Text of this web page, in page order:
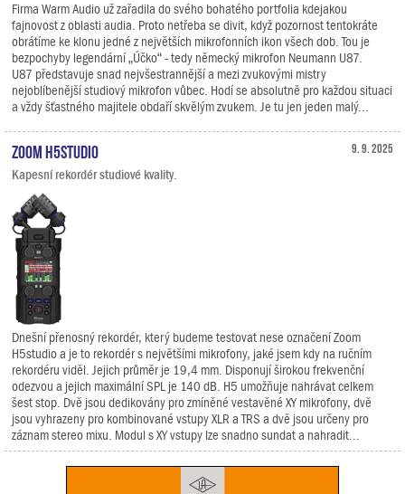
Firma Warm Audio už zařadila do svého bohatého portfolia kdejakou
fajnovost z oblasti audia. Proto netřeba se divit, když pozornost tentokráte
obrátíme ke klonu jedné z největších mikrofonních ikon všech dob. Tou je
bezpochyby legendární „Účko“ - tedy německý mikrofon Neumann U87.
U87 představuje snad nejvšestrannější a mezi zvukovými mistry
nejoblíbenější studiový mikrofon vůbec. Hodí se absolutně pro každou situaci
a vždy šťastného majitele obdaří skvělým zvukem. Je tu jen jeden malý...
9. 9. 2025
Zoom H5studio
Kapesní rekordér studiové kvality.
Dnešní přenosný rekordér, který budeme testovat nese označení Zoom
H5studio a je to rekordér s největšími mikrofony, jaké jsem kdy na ručním
rekordéru viděl. Jejich průměr je 19,4 mm. Disponují širokou frekvenční
odezvou a jejich maximální SPL je 140 dB. H5 umožňuje nahrávat celkem
šest stop. Dvě jsou dedikovány pro zmíněné vestavěné XY mikrofony, dvě
jsou vyhrazeny pro kombinované vstupy XLR a TRS a dvě jsou určeny pro
záznam stereo mixu. Modul s XY vstupy lze snadno sundat a nahradit...